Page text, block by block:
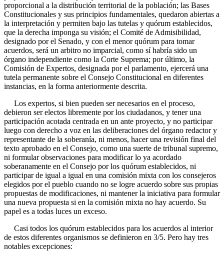
proporcional a la distribución territorial de la población; las Bases
Constitucionales y sus principios fundamentales, quedaron abiertas a
la interpretación y permiten bajo las tutelas y quórum establecidos,
que la derecha imponga su visión; el Comité de Admisibilidad,
designado por el Senado, y con el menor quórum para tomar
acuerdos, será un arbitro no imparcial, como sí habría sido un
órgano independiente como la Corte Suprema; por último, la
Comisión de Expertos, designada por el parlamento, ejercerá una
tutela permanente sobre el Consejo Constitucional en diferentes
instancias, en la forma anteriormente descrita.
Los expertos, si bien pueden ser necesarios en el proceso,
debieron ser electos libremente por los ciudadanos, y tener una
participación acotada centrada en un ante proyecto, y no participar
luego con derecho a voz en las deliberaciones del órgano redactor y
representante de la soberanía, ni menos, hacer una revisión final del
texto aprobado en el Consejo, como una suerte de tribunal supremo,
ni formular observaciones para modificar lo ya acordado
soberanamente en el Consejo por los quórum establecidos, ni
participar de igual a igual en una comisión mixta con los consejeros
elegidos por el pueblo cuando no se logre acuerdo sobre sus propias
propuestas de modificaciones, ni mantener la iniciativa para formular
una nueva propuesta si en la comisión mixta no hay acuerdo. Su
papel es a todas luces un exceso.
Casi todos los quórum establecidos para los acuerdos al interior
de estos diferentes organismos se definieron en 3/5. Pero hay tres
notables excepciones: